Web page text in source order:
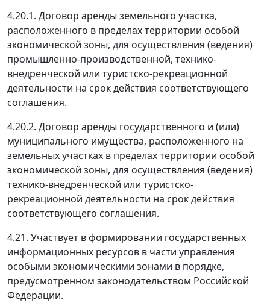
4.20.1. Договор аренды земельного участка,
расположенного в пределах территории особой
экономической зоны, для осуществления (ведения)
промышленно-производственной, технико-
внедренческой или туристско-рекреационной
деятельности на срок действия соответствующего
соглашения.
4.20.2. Договор аренды государственного и (или)
муниципального имущества, расположенного на
земельных участках в пределах территории особой
экономической зоны, для осуществления (ведения)
технико-внедренческой или туристско-
рекреационной деятельности на срок действия
соответствующего соглашения.
4.21. Участвует в формировании государственных
информационных ресурсов в части управления
особыми экономическими зонами в порядке,
предусмотренном законодательством Российской
Федерации.